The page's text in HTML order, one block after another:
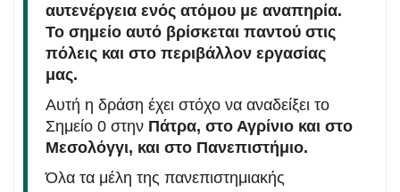
αυτενέργεια ενός ατόμου με αναπηρία.
Το σημείο αυτό βρίσκεται παντού στις
πόλεις και στο περιβάλλον εργασίας
μας.
Αυτή η δράση έχει στόχο να αναδείξει το
Σημείο 0 στην Πάτρα, στο Αγρίνιο και στο
Μεσολόγγι, και στο Πανεπιστήμιο.
Όλα τα μέλη της πανεπιστημιακής